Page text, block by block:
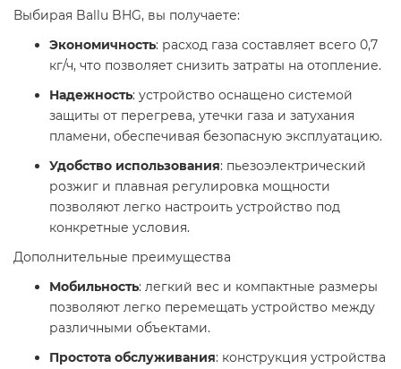
Выбирая Ballu BHG, вы получаете:​
Экономичность: расход газа составляет всего 0,7
кг/ч, что позволяет снизить затраты на отопление.​
Надежность: устройство оснащено системой
защиты от перегрева, утечки газа и затухания
пламени, обеспечивая безопасную эксплуатацию.​
Удобство использования: пьезоэлектрический
розжиг и плавная регулировка мощности
позволяют легко настроить устройство под
конкретные условия.​
Дополнительные преимущества
Мобильность: легкий вес и компактные размеры
позволяют легко перемещать устройство между
различными объектами.​
Простота обслуживания: конструкция устройства